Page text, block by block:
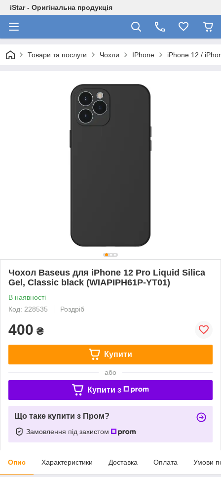
iStar - Оригінальна продукція
Товари та послуги Чохли IPhone iPhone 12 /
Чохол Baseus для iPhone 12 Pro Liquid Silica
Gel, Classic black (WIAPIPH61P-YT01)
В наявності
Код: 228535
Роздріб
400 ₴
Купити
або
Купити з
Що таке купити з Пром?
Замовлення під захистом
Опис Характеристики Доставка Оплата Умови